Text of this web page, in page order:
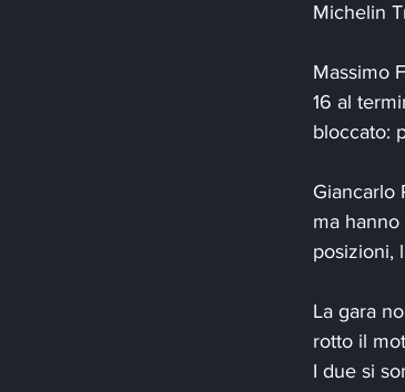
Michelin
Massimo
16 al
bloccato:
Giancarlo
ma
posizioni,
La gara
rotto il
I due si